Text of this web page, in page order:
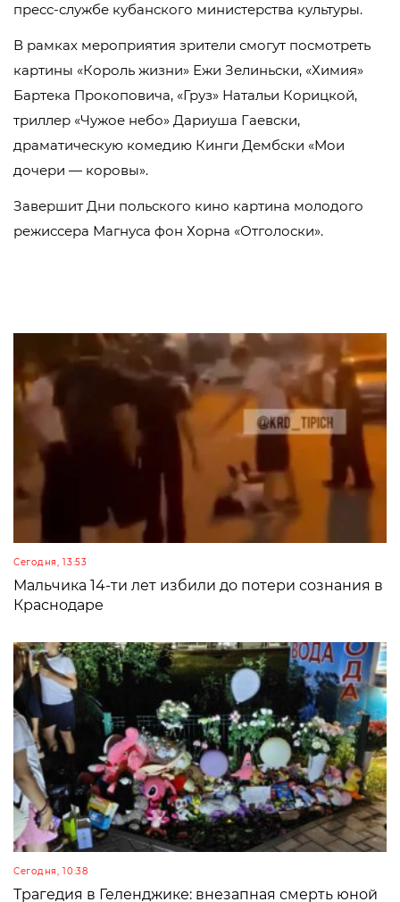
пресс-службе кубанского министерства культуры.
В рамках мероприятия зрители смогут посмотреть
картины «Король жизни» Ежи Зелиньски, «Химия»
Бартека Прокоповича, «Груз» Натальи Корицкой,
триллер «Чужое небо» Дариуша Гаевски,
драматическую комедию Кинги Дембски «Мои
дочери — коровы».
Завершит Дни польского кино картина молодого
режиссера Магнуса фон Хорна «Отголоски».
Сегодня, 13:53
Мальчика 14-ти лет избили до потери сознания в
Краснодаре
Сегодня, 10:38
Трагедия в Геленджике: внезапная смерть юной